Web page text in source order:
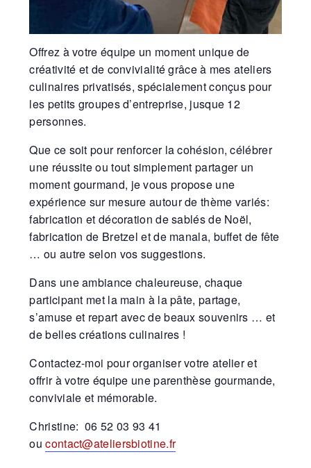
Offrez à votre équipe un moment unique de
créativité et de convivialité grâce à mes ateliers
culinaires privatisés, spécialement conçus pour
les petits groupes d’entreprise, jusque 12
personnes.
Que ce soit pour renforcer la cohésion, célébrer
une réussite ou tout simplement partager un
moment gourmand, je vous propose une
expérience sur mesure autour de thème variés:
fabrication et décoration de sablés de Noël,
fabrication de Bretzel et de manala, buffet de fête
… ou autre selon vos suggestions.
Dans une ambiance chaleureuse, chaque
participant met la main à la pâte, partage,
s’amuse et repart avec de beaux souvenirs … et
de belles créations culinaires !
Contactez-moi pour organiser votre atelier et
offrir à votre équipe une parenthèse gourmande,
conviviale et mémorable.
Christine: 06 52 03 93 41
oucontact@ateliersbiotine.fr